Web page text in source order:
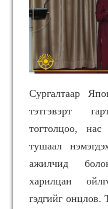
Сургалтаар
тэтгэвэрт
тогтолцоо,
тушаал
ажилчид
харилцан
гэдгийг